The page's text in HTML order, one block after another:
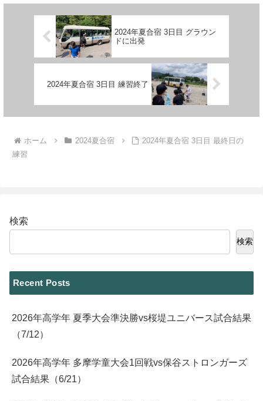
2024年夏合宿 3日目 グラウン
ドに出発
2024年夏合宿 3日目 練習終了
ホーム 2024夏合宿
2024年夏合宿 3日目 最終日の
練習
検索
検索
Recent Posts
2026年高学年 夏季大会準決勝vs桜堤ユニバース試合結果
（7/12）
2026年高学年 多摩学童大会1回戦vs保谷ストロンガーズ
試合結果（6/21）